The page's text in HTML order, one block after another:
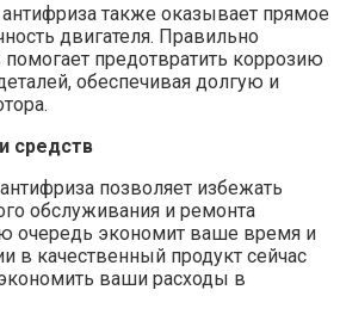
также оказывает прямое
двигателя. Правильно
предотвратить коррозию
обеспечивая долгую и
средств
позволяет избежать
обслуживания и ремонта
очередь экономит ваше время и
в качественный продукт сейчас
ваши расходы в